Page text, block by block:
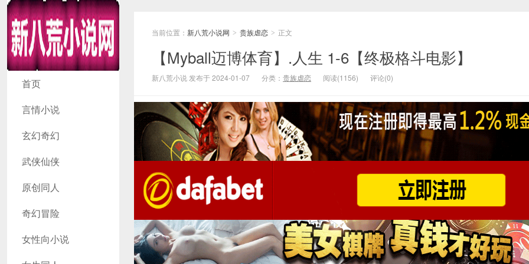
新八荒小说网
首页
言情小说
玄幻奇幻
武侠仙侠
原创同人
奇幻冒险
女性向小说
当前位置： 新八荒小说网 > 贵族虐恋 > 正文
【Myball迈博体育】.人生 1-6【终极格斗电影】
新八荒小说 发布于 2024-01-07 分类： 贵族虐恋 阅读(1156) 评论(0)